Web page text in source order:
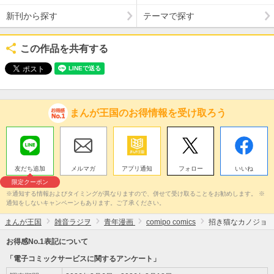
新刊から探す テーマで探す
この作品を共有する
まんが王国のお得情報を受け取ろう
友だち追加
限定クーポン
メルマガ アプリ通知 フォロー いいね
※通知する情報およびタイミングが異なりますので、併せて受け取ることをお勧めします。 ※
通知をしないキャンペーンもあります。ご了承ください。
まんが王国 雑音ラジヲ 青年漫画 comipo comics 招き猫なカノジョ
お得感No.1表記について
「電子コミックサービスに関するアンケート」